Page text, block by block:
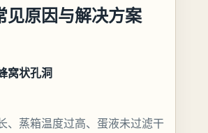
见原因与解决方案
窝状孔洞
、蒸箱温度过高、蛋液未过滤干